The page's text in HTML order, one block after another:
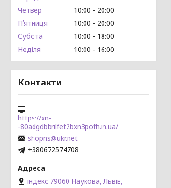
Четвер
10:00
20:00
Пʼятниця
10:00
20:00
Субота
10:00
18:00
Неділя
10:00 16:00
Контакти
https://xn-
-80adgdbbrilfet2bxn3pofh.in.ua/
shopns@ukr.net
+380672574708
індекс 79060 Наукова, Львів,